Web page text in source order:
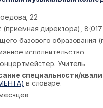
22
(приемная директора),
базового образования
исполнительство
Учитель
специальности/
в словаре.